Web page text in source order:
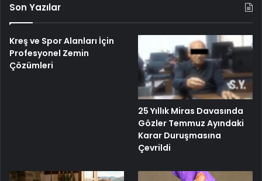
Son Yazılar
Kreş ve Spor Alanları İçin
Profesyonel Zemin
Çözümleri
25 Yıllık Miras Davasında
Gözler Temmuz Ayındaki
Karar Duruşmasına
Çevrildi